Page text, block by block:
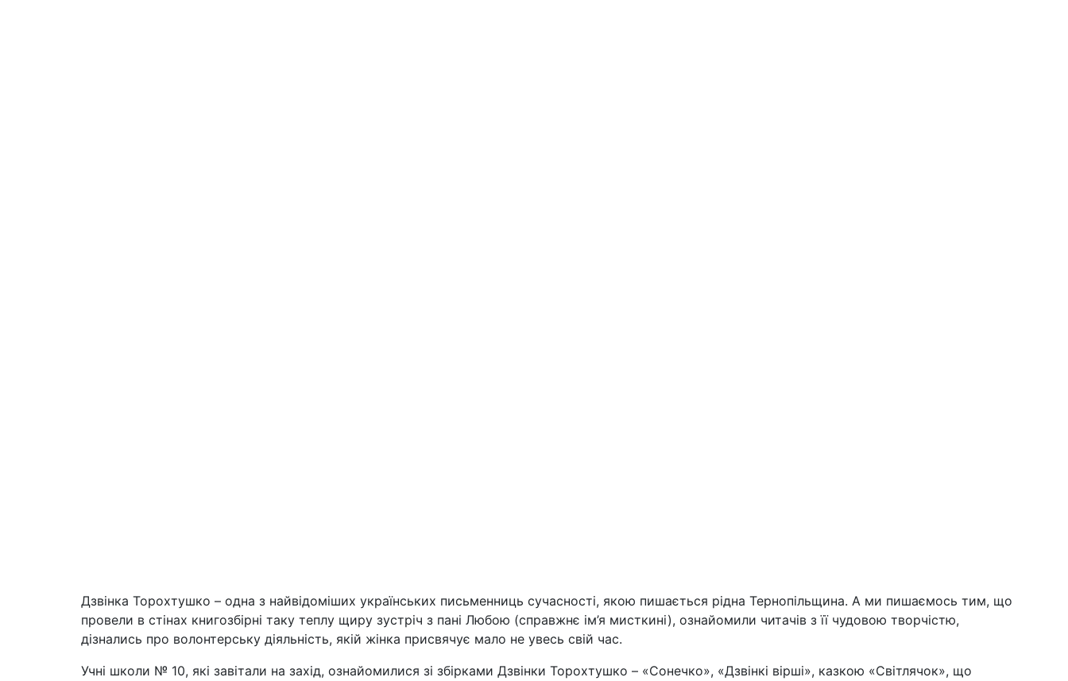
Дзвінка Торохтушко – одна з найвідоміших українських письменниць сучасності, якою пишається рідна Тернопільщина. А ми пишаємось тим, що
провели в стінах книгозбірні таку теплу щиру зустріч з пані Любою (справжнє ім’я мисткині), ознайомили читачів з її чудовою творчістю,
дізнались про волонтерську діяльність, якій жінка присвячує мало не увесь свій час.
Учні школи № 10, які завітали на захід, ознайомилися зі збірками Дзвінки Торохтушко – «Сонечко», «Дзвінкі вірші», казкою «Світлячок», що